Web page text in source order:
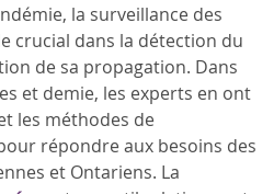
la surveillance des
crucial dans la détection du
de sa propagation. Dans
et demie, les experts en ont
les méthodes de
répondre aux besoins des
et Ontariens. La